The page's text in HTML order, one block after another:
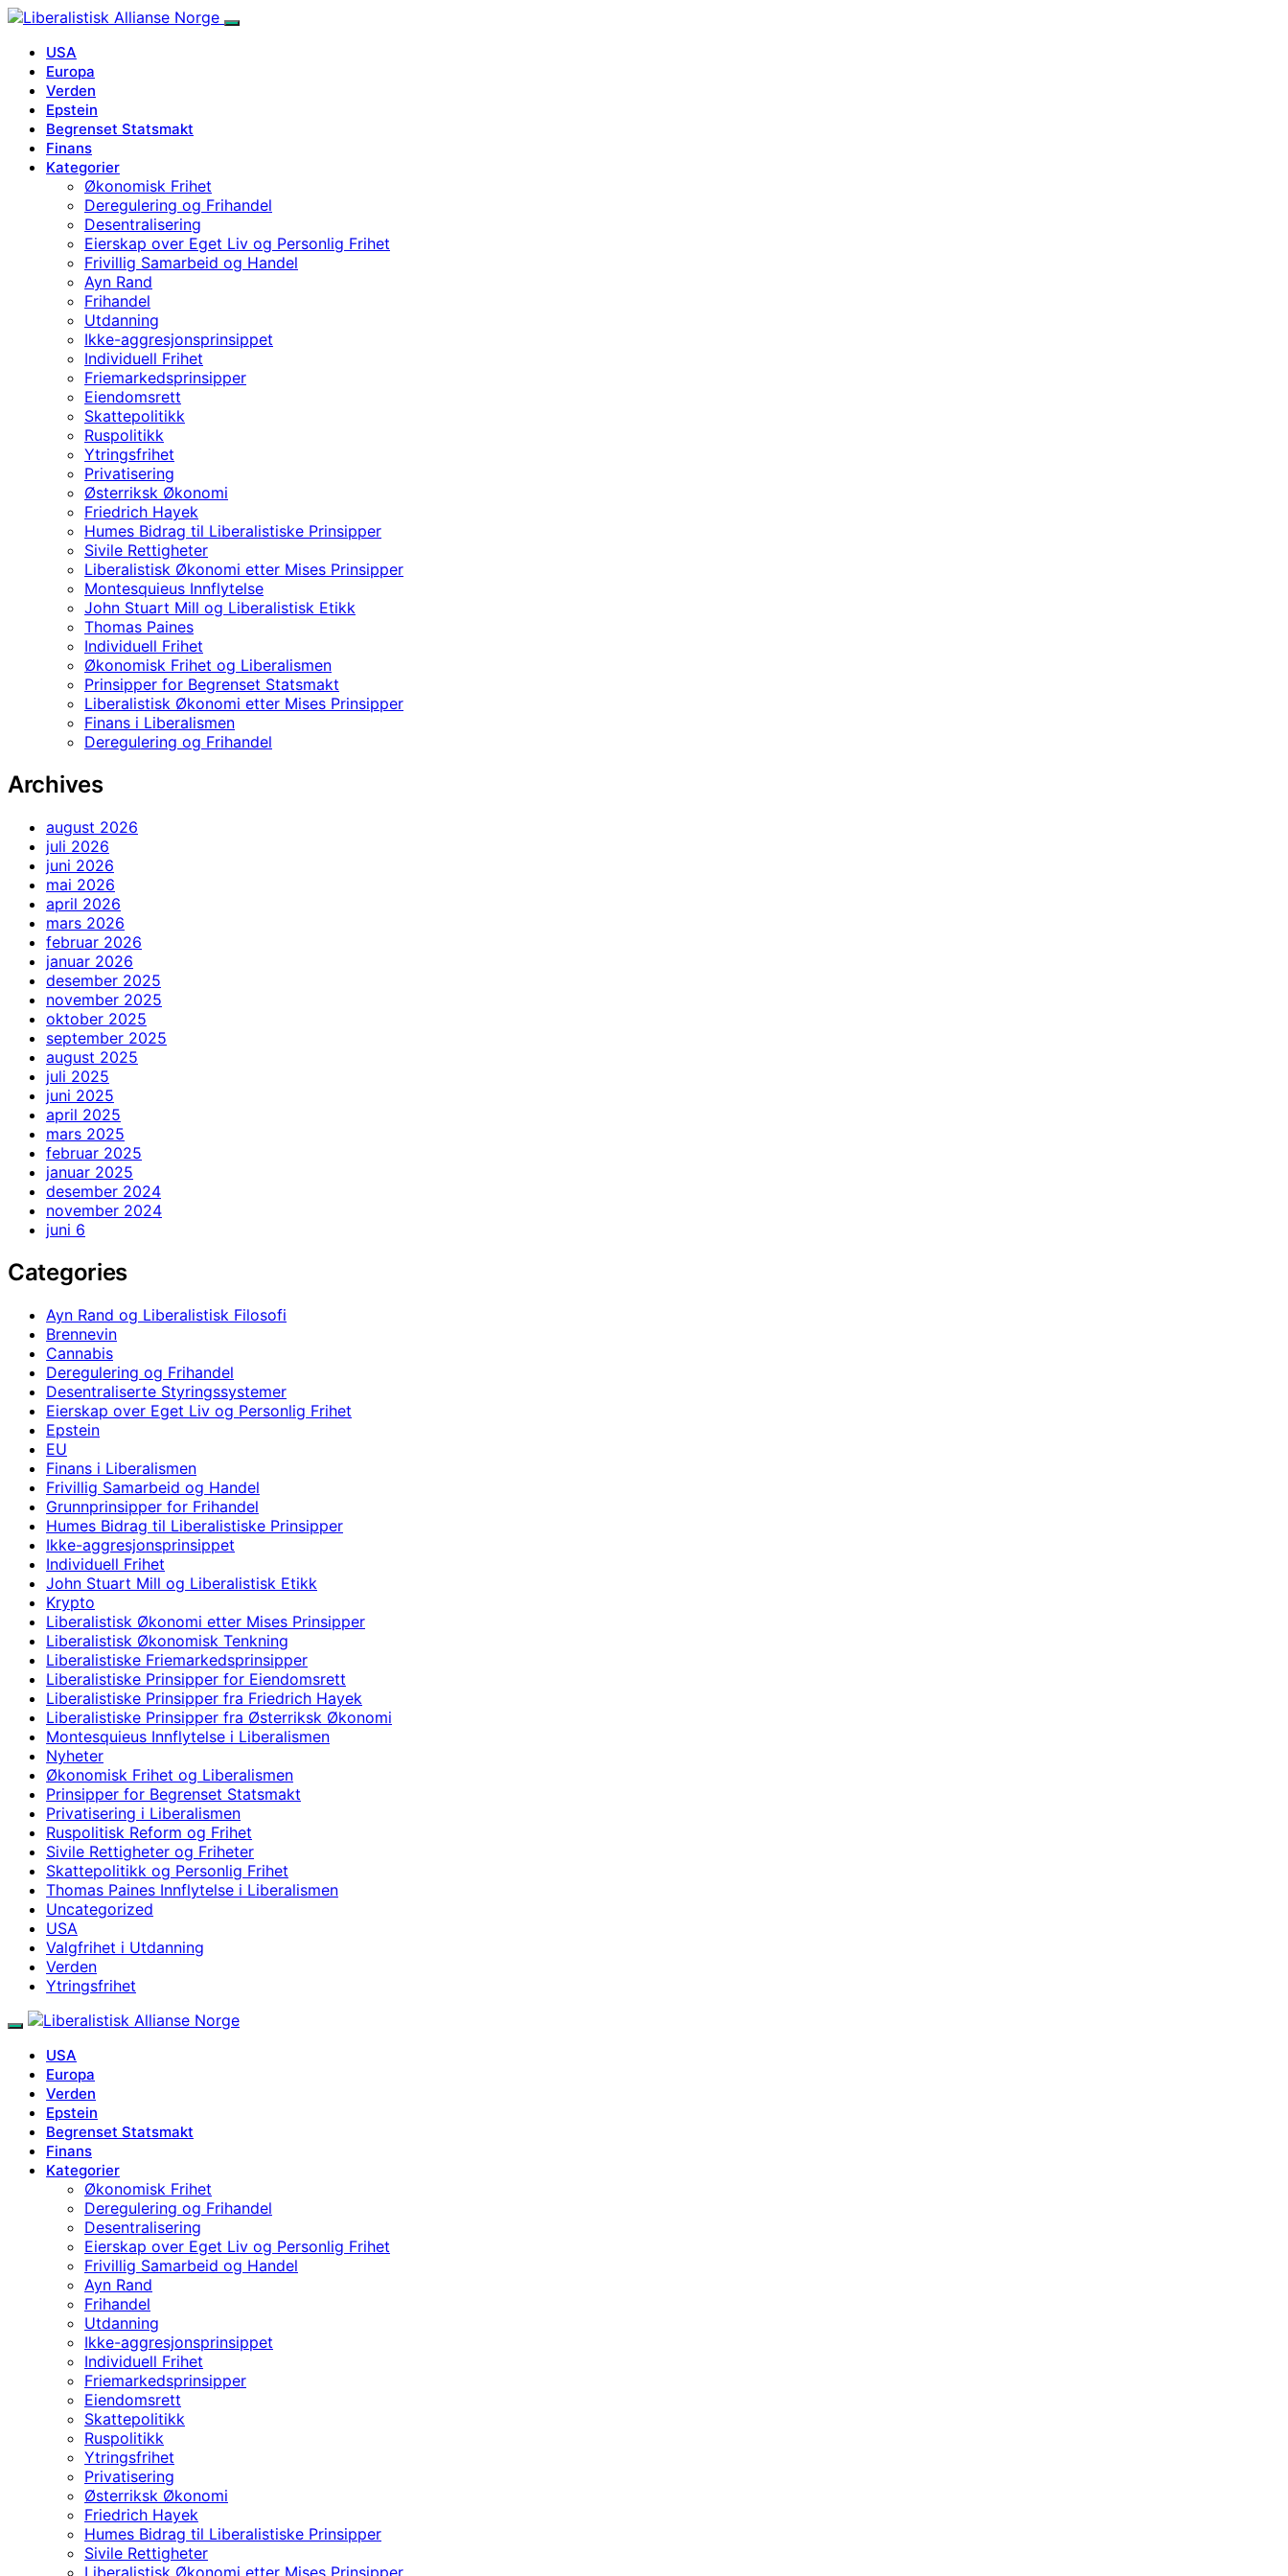
USA
Europa
Verden
Epstein
Begrenset Statsmakt
Finans
Kategorier
Økonomisk Frihet
Deregulering og Frihandel
Desentralisering
Eierskap over Eget Liv og Personlig Frihet
Frivillig Samarbeid og Handel
Ayn Rand
Frihandel
Utdanning
Ikke-aggresjonsprinsippet
Individuell Frihet
Friemarkedsprinsipper
Eiendomsrett
Skattepolitikk
Ruspolitikk
Ytringsfrihet
Privatisering
Østerriksk Økonomi
Friedrich Hayek
Humes Bidrag til Liberalistiske Prinsipper
Sivile Rettigheter
Liberalistisk Økonomi etter Mises Prinsipper
Montesquieus Innflytelse
John Stuart Mill og Liberalistisk Etikk
Thomas Paines
Individuell Frihet
Økonomisk Frihet og Liberalismen
Prinsipper for Begrenset Statsmakt
Liberalistisk Økonomi etter Mises Prinsipper
Finans i Liberalismen
Deregulering og Frihandel
Archives
august 2026
juli 2026
juni 2026
mai 2026
april 2026
mars 2026
februar 2026
januar 2026
desember 2025
november 2025
oktober 2025
september 2025
august 2025
juli 2025
juni 2025
april 2025
mars 2025
februar 2025
januar 2025
desember 2024
november 2024
juni 6
Categories
Ayn Rand og Liberalistisk Filosofi
Brennevin
Cannabis
Deregulering og Frihandel
Desentraliserte Styringssystemer
Eierskap over Eget Liv og Personlig Frihet
Epstein
EU
Finans i Liberalismen
Frivillig Samarbeid og Handel
Grunnprinsipper for Frihandel
Humes Bidrag til Liberalistiske Prinsipper
Ikke-aggresjonsprinsippet
Individuell Frihet
John Stuart Mill og Liberalistisk Etikk
Krypto
Liberalistisk Økonomi etter Mises Prinsipper
Liberalistisk Økonomisk Tenkning
Liberalistiske Friemarkedsprinsipper
Liberalistiske Prinsipper for Eiendomsrett
Liberalistiske Prinsipper fra Friedrich Hayek
Liberalistiske Prinsipper fra Østerriksk Økonomi
Montesquieus Innflytelse i Liberalismen
Nyheter
Økonomisk Frihet og Liberalismen
Prinsipper for Begrenset Statsmakt
Privatisering i Liberalismen
Ruspolitisk Reform og Frihet
Sivile Rettigheter og Friheter
Skattepolitikk og Personlig Frihet
Thomas Paines Innflytelse i Liberalismen
Uncategorized
USA
Valgfrihet i Utdanning
Verden
Ytringsfrihet
USA
Europa
Verden
Epstein
Begrenset Statsmakt
Finans
Kategorier
Økonomisk Frihet
Deregulering og Frihandel
Desentralisering
Eierskap over Eget Liv og Personlig Frihet
Frivillig Samarbeid og Handel
Ayn Rand
Frihandel
Utdanning
Ikke-aggresjonsprinsippet
Individuell Frihet
Friemarkedsprinsipper
Eiendomsrett
Skattepolitikk
Ruspolitikk
Ytringsfrihet
Privatisering
Østerriksk Økonomi
Friedrich Hayek
Humes Bidrag til Liberalistiske Prinsipper
Sivile Rettigheter
Liberalistisk Økonomi etter Mises Prinsipper